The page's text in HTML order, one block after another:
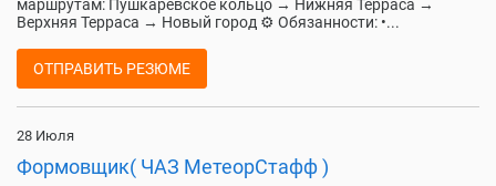
маршрутам: Пушкаревское кольцо → Нижняя Терраса →
Верхняя Терраса → Новый город ⚙️ Обязанности: •...
ОТПРАВИТЬ РЕЗЮМЕ
28 Июля
Формовщик( ЧАЗ МетеорСтафф )